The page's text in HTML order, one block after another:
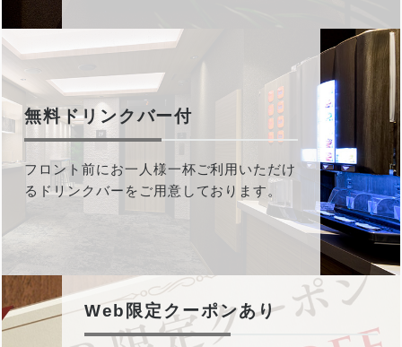
無料ドリンクバー付
フロント前にお一人様一杯ご利用いただけ
るドリンクバーをご用意しております。
Web限定クーポンあり